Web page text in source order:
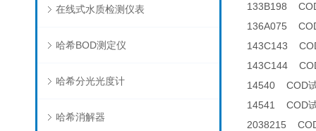
在线式水质检测仪表
哈希BOD测定仪
哈希分光光度计
哈希消解器
133B198
136A075
143C143
143C144
14540 COD
14541 COD
2038215